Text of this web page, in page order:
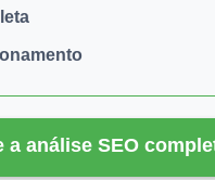
a análise SEO